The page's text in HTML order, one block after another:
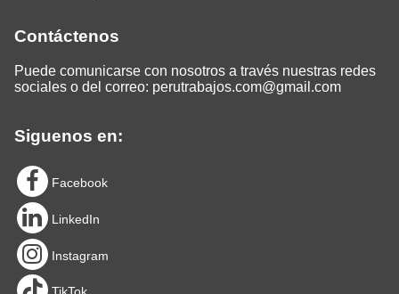
Contáctenos
Puede comunicarse con nosotros a través nuestras redes
sociales o del correo: perutrabajos.com@gmail.com
Siguenos en:
Facebook
LinkedIn
Instagram